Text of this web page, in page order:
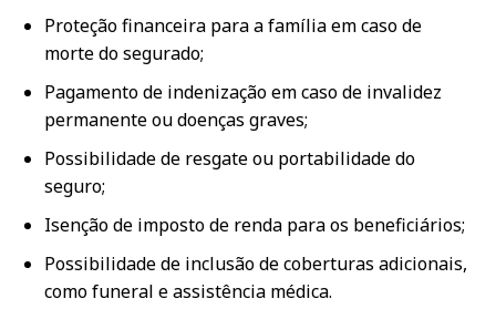
Proteção financeira para a família em caso de
morte do segurado;
Pagamento de indenização em caso de invalidez
permanente ou doenças graves;
Possibilidade de resgate ou portabilidade do
seguro;
Isenção de imposto de renda para os beneficiários;
Possibilidade de inclusão de coberturas adicionais,
como funeral e assistência médica.